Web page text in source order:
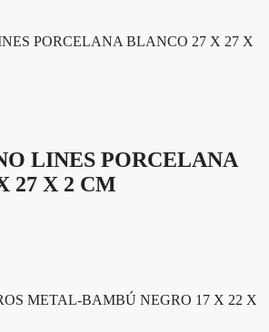
LINES PORCELANA
27 X 2 CM